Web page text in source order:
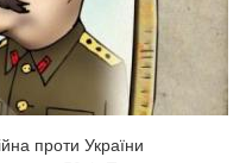
проти України